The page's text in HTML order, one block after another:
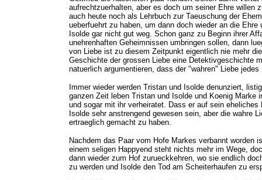
aufrechtzuerhalten, aber es doch um seiner Ehre willen
auch heute noch als Lehrbuch zur Taeuschung der
ueberfuehrt zu haben, um dann doch wieder an die
Isolde gar nicht gut weg. Schon ganz zu Beginn ihrer
unehrenhaften Geheimnissen umbringen sollen, dann
von Liebe ist zu diesem Zeitpunkt eigentlich nie mehr
Geschichte der grossen Liebe eine Detektivgeschichte
natuerlich argumentieren, dass der "wahren" Liebe
Immer wieder werden Tristan und Isolde denunziert,
ganzen Zeit leben Tristan und Isolde und Koenig
und sogar mit ihr verheiratet. Dass er auf sein
Isolde sehr anstrengend gewesen sein, aber die wahre
ertraeglich gemacht zu haben.
Nachdem das Paar vom Hofe Markes verbannt worden
einem seligen Happyend steht nichts mehr im Wege,
dann wieder zum Hof zurueckkehren, wo sie endlich
zu werden und Isolde den Tod am Scheiterhaufen zu